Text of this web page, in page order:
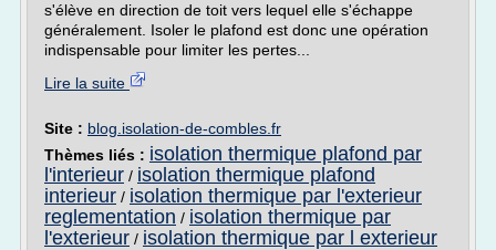
s'élève en direction de toit vers lequel elle s'échappe
généralement. Isoler le plafond est donc une opération
indispensable pour limiter les pertes...
Lire la suite
Site : blog.isolation-de-combles.fr
Thèmes liés : isolation thermique plafond par
l'interieur / isolation thermique plafond
interieur / isolation thermique par l'exterieur
reglementation / isolation thermique par
l'exterieur / isolation thermique par l exterieur